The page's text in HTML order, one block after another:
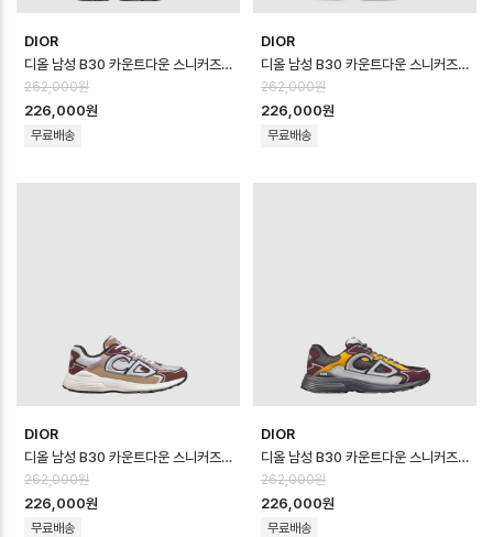
DIOR
디올 남성 B30 카운트다운 스니커즈 - Dior Mens B30 Countdown Sho…
262,000원
226,000원
무료배송
DIOR
디올 남성 B30 카운트다운 스니커즈 - Dior Mens B30 Countdown Sho…
262,000원
226,000원
무료배송
DIOR
디올 남성 B30 카운트다운 스니커즈 - Dior Mens B30 Countdown Sho…
262,000원
226,000원
무료배송
DIOR
디올 남성 B30 카운트다운 스니커즈 - Dior Mens B30 Countdown Sho…
262,000원
226,000원
무료배송